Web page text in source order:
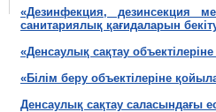
«Дезинфекция, дезинсекция
санитариялық қағидаларын
«Денсаулық сақтау
«Білім беру объектілеріне
Денсаулық сақтау саласындағы